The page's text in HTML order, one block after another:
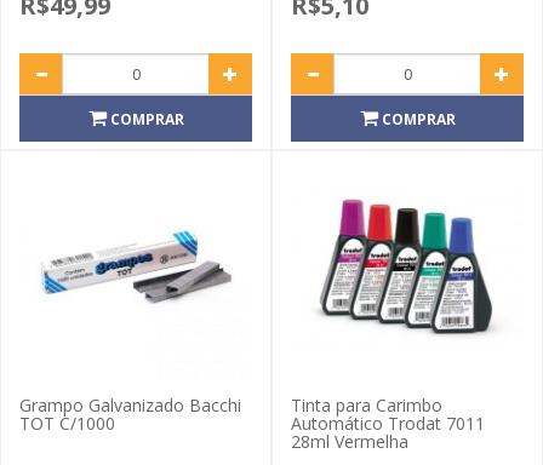
COMPRAR COMPRAR
Grampo Galvanizado Bacchi
TOT C/1000
Tinta para Carimbo
Automático Trodat 7011
28ml Vermelha